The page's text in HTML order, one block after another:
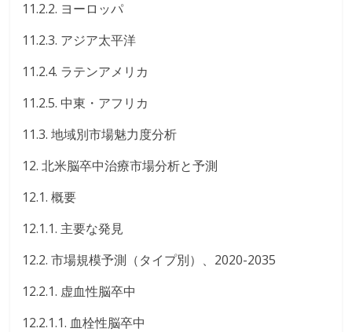
11.2.2. ヨーロッパ
11.2.3. アジア太平洋
11.2.4. ラテンアメリカ
11.2.5. 中東・アフリカ
11.3. 地域別市場魅力度分析
12. 北米脳卒中治療市場分析と予測
12.1. 概要
12.1.1. 主要な発見
12.2. 市場規模予測（タイプ別）、2020-2035
12.2.1. 虚血性脳卒中
12.2.1.1. 血栓性脳卒中